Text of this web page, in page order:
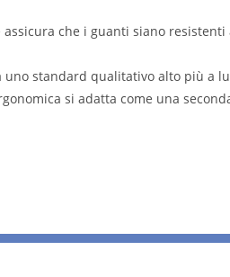
che i guanti siano
standard qualitativo alto più a
si adatta come una